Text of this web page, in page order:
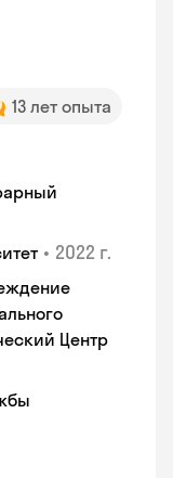
13 лет опыта
• 2022 г.
Центр